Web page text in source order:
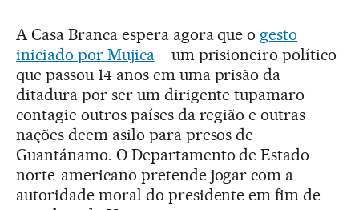
A Casa Branca espera agora que o gesto
iniciado por Mujica– um prisioneiro político
que passou 14 anos em uma prisão da
ditadura por ser um dirigente tupamaro –
contagie outros países da região e outras
nações deem asilo para presos de
Guantánamo. O Departamento de Estado
norte-americano pretende jogar com a
autoridade moral do presidente em fim de